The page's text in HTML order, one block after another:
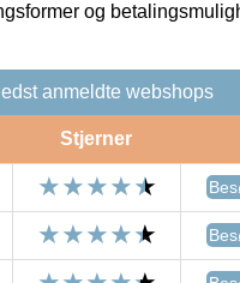
og
anmeldte webshops
Stjerner